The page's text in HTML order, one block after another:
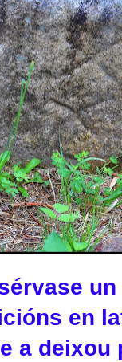
un
en
a deixou